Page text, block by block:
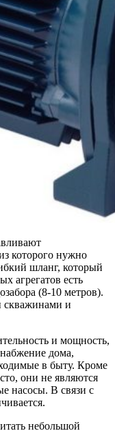
которого нужно
шланг, который
агрегатов есть
(8-10 метров).
скважинами и
и мощность,
дома,
в быту. Кроме
они не являются
насосы. В связи с
небольшой